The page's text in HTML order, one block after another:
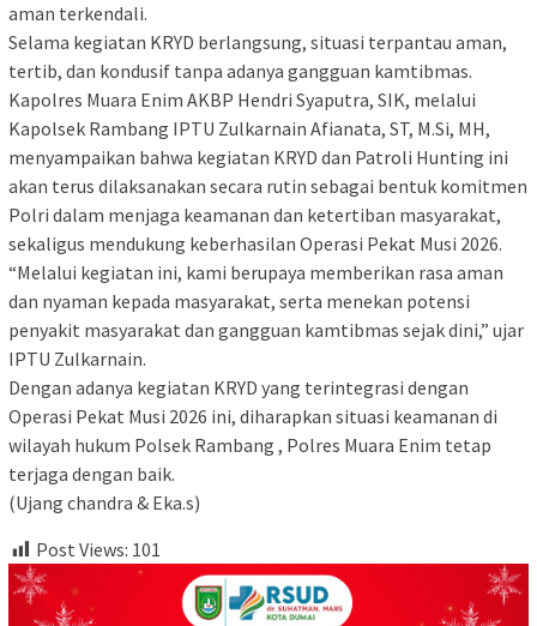
aman terkendali.
Selama kegiatan KRYD berlangsung, situasi terpantau aman,
tertib, dan kondusif tanpa adanya gangguan kamtibmas.
Kapolres Muara Enim AKBP Hendri Syaputra, SIK, melalui
Kapolsek Rambang IPTU Zulkarnain Afianata, ST, M.Si, MH,
menyampaikan bahwa kegiatan KRYD dan Patroli Hunting ini
akan terus dilaksanakan secara rutin sebagai bentuk komitmen
Polri dalam menjaga keamanan dan ketertiban masyarakat,
sekaligus mendukung keberhasilan Operasi Pekat Musi 2026.
“Melalui kegiatan ini, kami berupaya memberikan rasa aman
dan nyaman kepada masyarakat, serta menekan potensi
penyakit masyarakat dan gangguan kamtibmas sejak dini,” ujar
IPTU Zulkarnain.
Dengan adanya kegiatan KRYD yang terintegrasi dengan
Operasi Pekat Musi 2026 ini, diharapkan situasi keamanan di
wilayah hukum Polsek Rambang , Polres Muara Enim tetap
terjaga dengan baik.
(Ujang chandra & Eka.s)
Post Views: 101